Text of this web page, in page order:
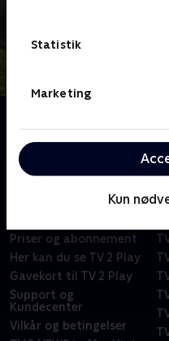
Statistik
Marketing
Kun
Priser og abonnement
Her kan du se TV 2 Play
Gavekort til TV 2 Play
Support og
Kundecenter
Vilkår og betingelser